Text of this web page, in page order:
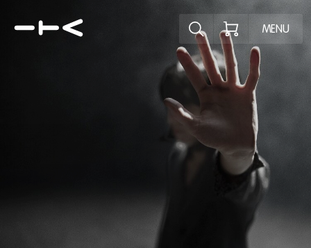
Ontdek het
MENU